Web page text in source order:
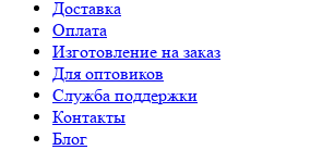
Доставка
Оплата
Изготовление на заказ
Для оптовиков
Служба поддержки
Контакты
Блог